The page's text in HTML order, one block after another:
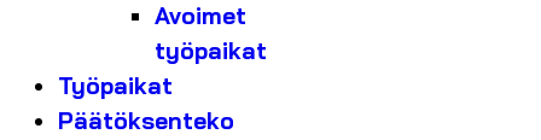
Avoimet
työpaikat
Työpaikat
Päätöksenteko